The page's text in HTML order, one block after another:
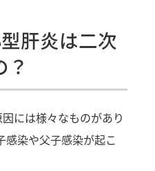
肝炎は二次
には様々なものがあり
感染や父子感染が起こ